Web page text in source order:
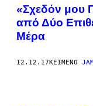
«Σχεδόν μου
από Δύο
Μέρα
12.12.17ΚΕΊΜΕΝΟ